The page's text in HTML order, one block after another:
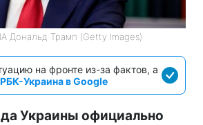
Дональд Трамп (Getty Images)
на фронте из-за фактов, а
РБК-Украина в Google
Украины официально